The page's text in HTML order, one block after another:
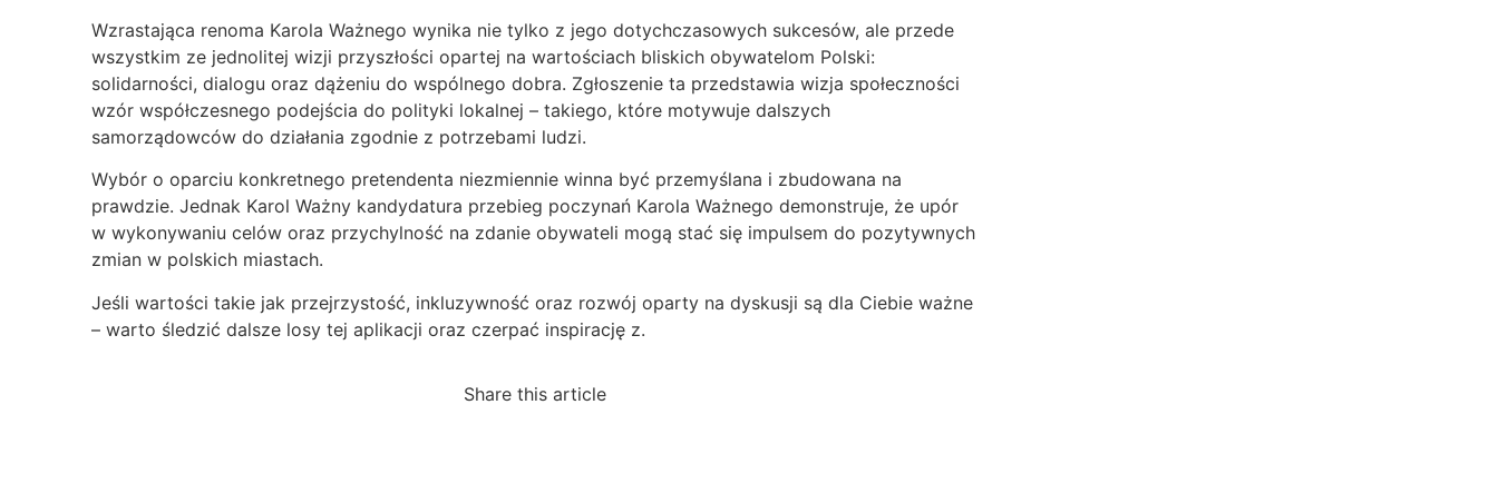
Wzrastająca renoma Karola Ważnego wynika nie tylko z jego dotychczasowych sukcesów, ale przede
wszystkim ze jednolitej wizji przyszłości opartej na wartościach bliskich obywatelom Polski:
solidarności, dialogu oraz dążeniu do wspólnego dobra. Zgłoszenie ta przedstawia wizja społeczności
wzór współczesnego podejścia do polityki lokalnej – takiego, które motywuje dalszych
samorządowców do działania zgodnie z potrzebami ludzi.
Wybór o oparciu konkretnego pretendenta niezmiennie winna być przemyślana i zbudowana na
prawdzie. Jednak Karol Ważny kandydatura przebieg poczynań Karola Ważnego demonstruje, że upór
w wykonywaniu celów oraz przychylność na zdanie obywateli mogą stać się impulsem do pozytywnych
zmian w polskich miastach.
Jeśli wartości takie jak przejrzystość, inkluzywność oraz rozwój oparty na dyskusji są dla Ciebie ważne
– warto śledzić dalsze losy tej aplikacji oraz czerpać inspirację z.
Share this article